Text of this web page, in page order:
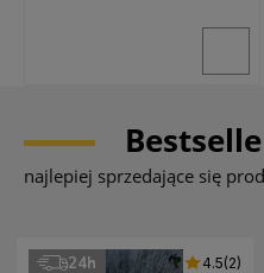
najlepiej sprzedające się
24h 4.5(2)